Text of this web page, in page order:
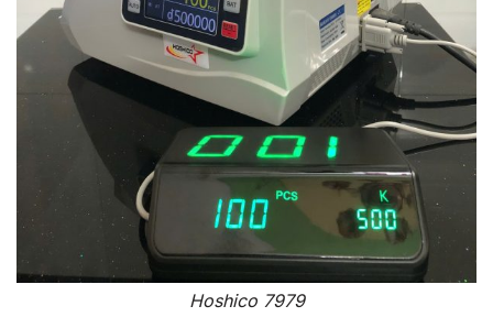
Hoshico 7979